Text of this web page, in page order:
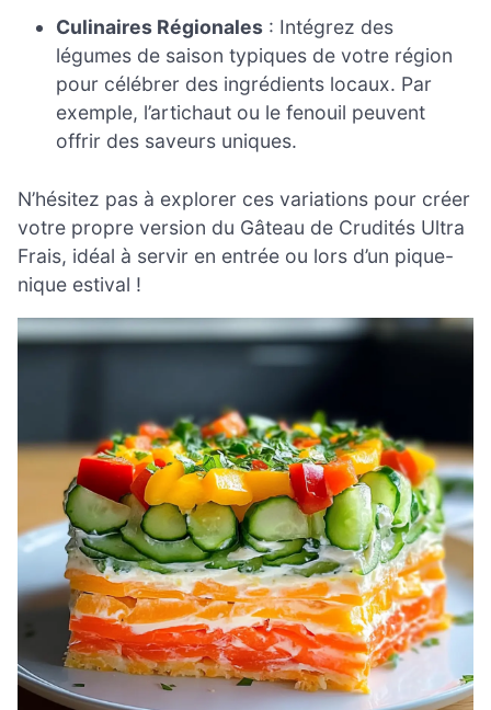
Culinaires Régionales : Intégrez des
légumes de saison typiques de votre région
pour célébrer des ingrédients locaux. Par
exemple, l’artichaut ou le fenouil peuvent
offrir des saveurs uniques.
N’hésitez pas à explorer ces variations pour créer
votre propre version du Gâteau de Crudités Ultra
Frais, idéal à servir en entrée ou lors d’un pique-
nique estival !